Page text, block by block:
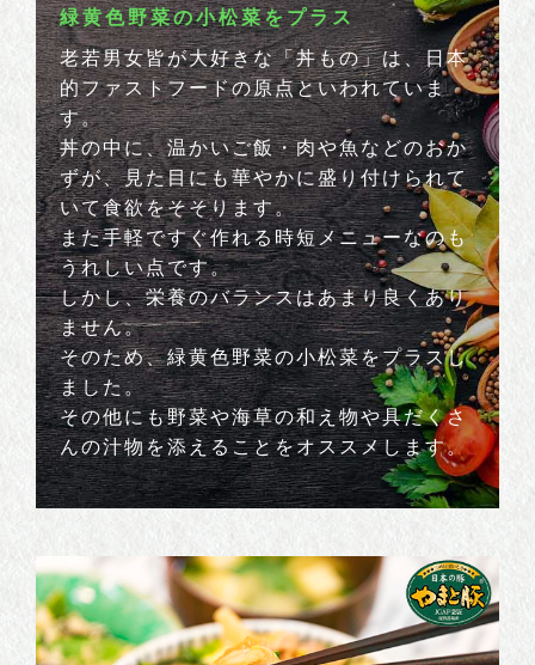
緑黄色野菜の小松菜をプラス
老若男女皆が大好きな「丼もの」は、日本
的ファストフードの原点といわれていま
す。
丼の中に、温かいご飯・肉や魚などのおか
ずが、見た目にも華やかに盛り付けられて
いて食欲をそそります。
また手軽ですぐ作れる時短メニューなのも
うれしい点です。
しかし、栄養のバランスはあまり良くあり
ません。
そのため、緑黄色野菜の小松菜をプラスし
ました。
その他にも野菜や海草の和え物や具だくさ
んの汁物を添えることをオススメします。